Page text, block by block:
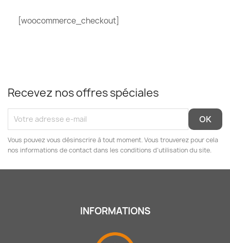
[woocommerce_checkout]
Recevez nos offres spéciales
Vous pouvez vous désinscrire à tout moment. Vous trouverez pour cela
nos informations de contact dans les conditions d'utilisation du site.
INFORMATIONS